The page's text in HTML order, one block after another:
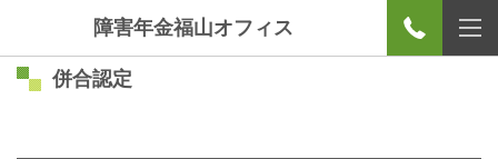
障害年金福山オフィス
併合認定